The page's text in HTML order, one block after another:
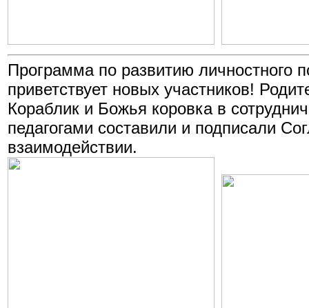
Программа по развитию личностного
приветствует новых участников!
Кораблик и Божья коровка в
педагогами составили и подписали
взаимодействии.